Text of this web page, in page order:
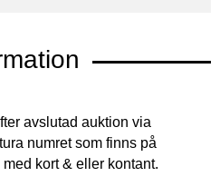
avslutad auktion via
numret som finns på
kort & eller kontant.